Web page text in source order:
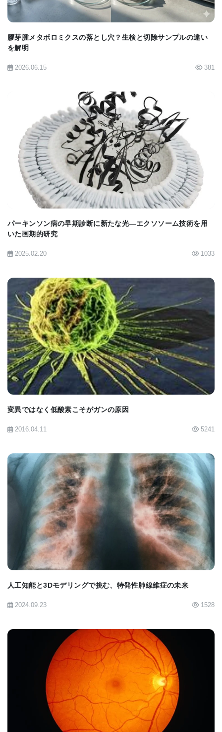
癌幹細胞と類似する性質を多少もっているが、腫瘍
癌幹細胞だけである。NOS2抑制剤をグリオーマ以
外の患者に使用する治験における毒性評価の結果は
用無しで現在の治療法に相乗効果をもたらす事が可
能であり、NOS2抑制剤が現在致命的な病気の打破
につながると示唆している。
BioQuick News: Discovery May Lead to New
Treatment for Malignant Glioma"> [Press release
Cell abstract">
膠芽腫メタボロミクスの落とし穴？生検と切除サンプルの違い
を解明
2026.06.15 381
BIOMARKET JP
パーキンソン病の早期診断に新たな光—エクソソーム技術を用
いた画期的研究
2025.02.20 1033
BIOMARKET JP
変異ではなく低酸素こそがガンの原因
2016.04.11 5241
BIOMARKET JP
人工知能と3Dモデリングで挑む、特発性肺線維症の未来
2024.09.23 1528
BIOMARKET JP